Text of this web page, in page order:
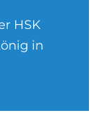
HSK
in